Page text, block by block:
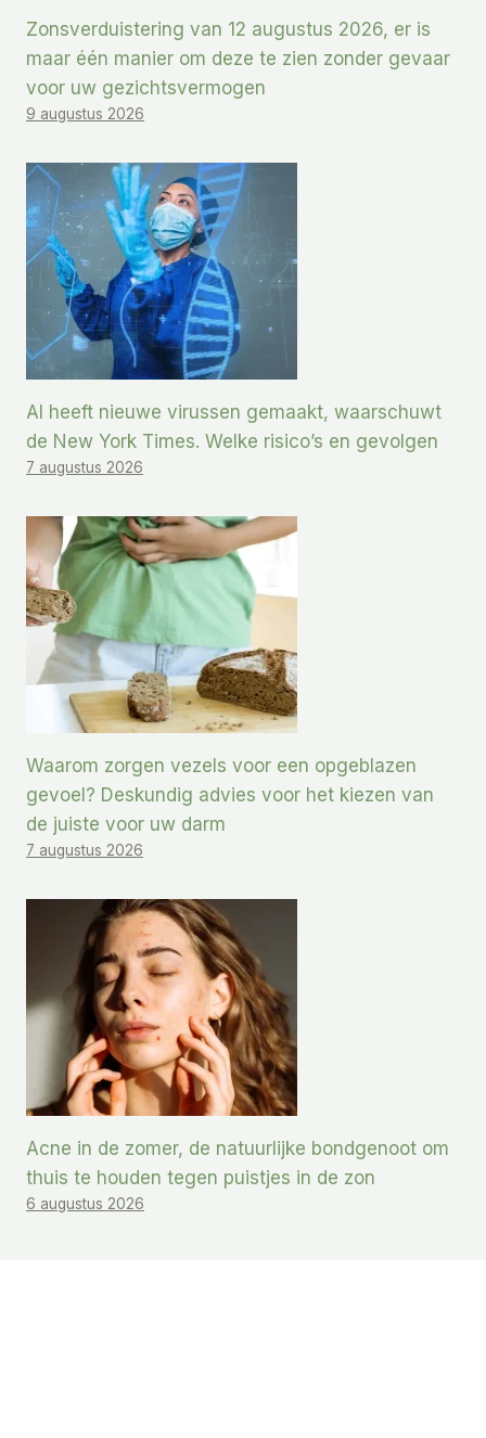
Zonsverduistering van 12 augustus 2026, er is
maar één manier om deze te zien zonder gevaar
voor uw gezichtsvermogen
9 augustus 2026
AI heeft nieuwe virussen gemaakt, waarschuwt
de New York Times. Welke risico’s en gevolgen
7 augustus 2026
Waarom zorgen vezels voor een opgeblazen
gevoel? Deskundig advies voor het kiezen van
de juiste voor uw darm
7 augustus 2026
Acne in de zomer, de natuurlijke bondgenoot om
thuis te houden tegen puistjes in de zon
6 augustus 2026